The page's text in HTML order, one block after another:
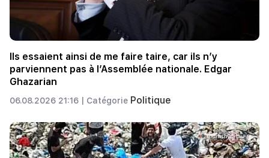
Ils essaient ainsi de me faire taire, car ils n’y
parviennent pas à l’Assemblée nationale. Edgar
Ghazarian
06.08.2026 21:16 | Catégorie Politique